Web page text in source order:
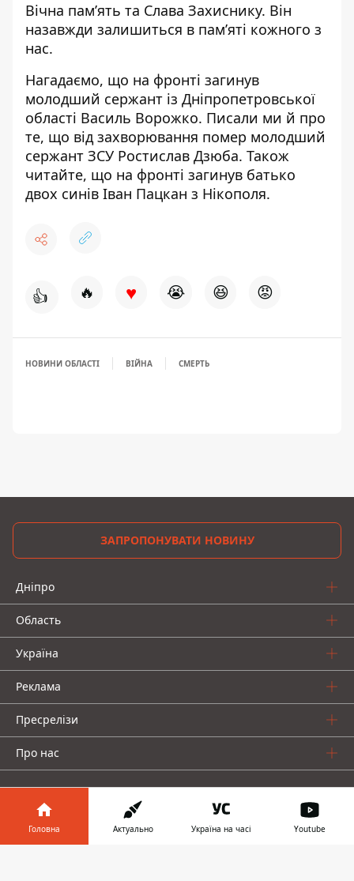
Вічна пам’ять та Слава Захиснику. Він
назавжди залишиться в пам’яті кожного з
нас.
Нагадаємо, що на фронті загинув
молодший сержант із Дніпропетровської
області Василь Ворожко. Писали ми й про
те, що від захворювання помер молодший
сержант ЗСУ Ростислав Дзюба. Також
читайте, що на фронті загинув батько
двох синів Іван Пацкан з Нікополя.
👍 🔥 ♥ 😭 😆 😡
НОВИНИ ОБЛАСТІ ВІЙНА СМЕРТЬ
ЗАПРОПОНУВАТИ НОВИНУ
Дніпро
Область
Україна
Реклама
Пресрелізи
Про нас
Головна Актуально Україна на часі Youtube